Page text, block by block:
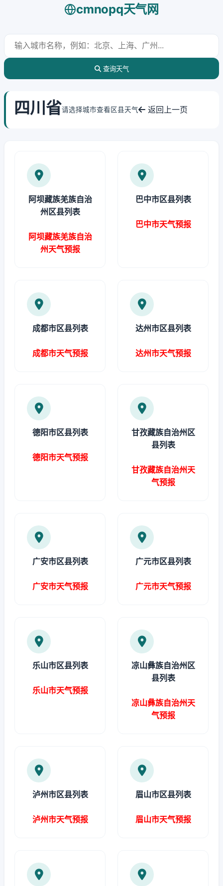
cmnopq天气网
查询天气
四川省请选择城市查看区县天气 返回上一页
阿坝藏族羌族自治
州区县列表
阿坝藏族羌族自治
州天气预报
巴中市区县列表
巴中市天气预报
成都市区县列表
成都市天气预报
达州市区县列表
达州市天气预报
德阳市区县列表
德阳市天气预报
甘孜藏族自治州区
县列表
甘孜藏族自治州天
气预报
广安市区县列表
广安市天气预报
广元市区县列表
广元市天气预报
乐山市区县列表
乐山市天气预报
凉山彝族自治州区
县列表
凉山彝族自治州天
气预报
泸州市区县列表
泸州市天气预报
眉山市区县列表
眉山市天气预报